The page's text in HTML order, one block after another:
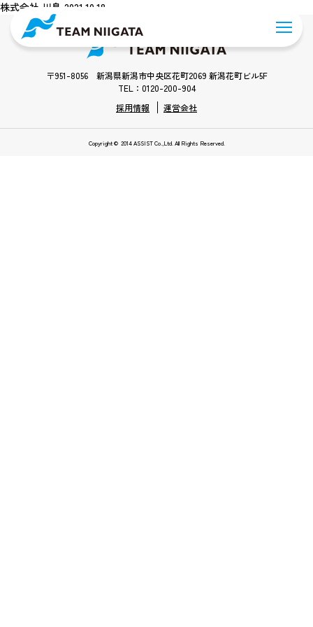
株式会社 川島 2021.10.18
〒951-8056 新潟県新潟市中央区花町2069 新潟花町ビル5F
TEL：0120-200-904
採用情報
運営会社
Copyright © 2014 ASSIST Co.,Ltd. All Rights Reserved.